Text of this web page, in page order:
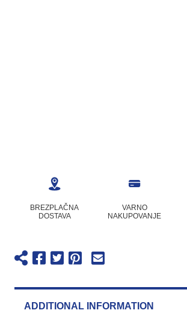
BREZPLAČNA
DOSTAVA
VARNO
NAKUPOVANJE
ADDITIONAL INFORMATION